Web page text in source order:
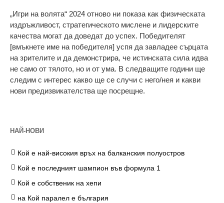
„Игри на волята“ 2024 отново ни показа как физическата
издръжливост, стратегическото мислене и лидерските
качества могат да доведат до успех. Победителят
[вмъкнете име на победителя] успя да завладее сърцата
на зрителите и да демонстрира, че истинската сила идва
не само от тялото, но и от ума. В следващите години ще
следим с интерес какво ще се случи с него/нея и какви
нови предизвикателства ще посрещне.
НАЙ-НОВИ
Кой е най-високия връх на балканския полуостров
Кой е последният шампион във формула 1
Кой е собственик на хепи
на Кой паралел е българия